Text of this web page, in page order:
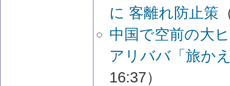
に 客離れ防止策
中国で空前の大
アリババ「旅か
16:37）